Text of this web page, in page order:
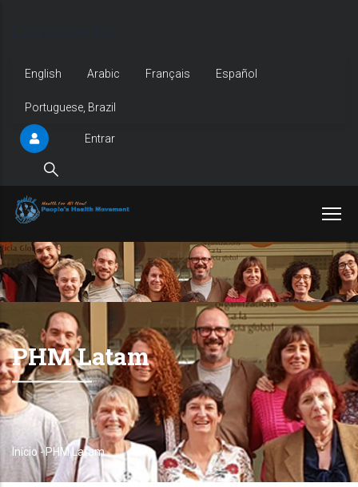
principal
English Arabic Français Español
Portuguese, Brazil
account
Entrar
PHM Latam
Trilha
Início -PHM Latam